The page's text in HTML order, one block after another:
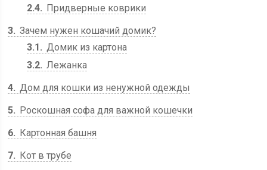
2.4
Придверные коврики
3 Зачем нужен кошачий домик?
3.1
Домик из картона
3.2 Лежанка
4 Дом для кошки из ненужной одежды
5
Роскошная софа для важной кошечки
6
Картонная башня
7
Кот в трубе